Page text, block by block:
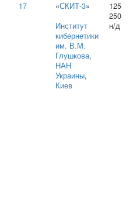
17
«СКИТ-3»
Институт
кибернетики
им. В.М.
Глушкова,
НАН
Украины,
Киев
125
250
н/д